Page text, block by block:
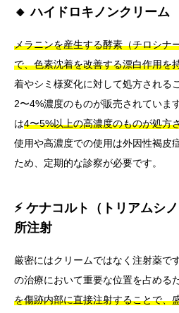
🔸 ハイドロキノンクリーム
メラニンを産生する酵素（チロシナ
で、色素沈着を改善する漂白作用を
着やシミ様変化に対して処方される
2〜4%濃度のものが販売されていま
は4〜5%以上の高濃度のものが処方
使用や高濃度での使用は外因性褐皮
ため、定期的な診察が必要です。
⚡ ケナコルト（トリアムシ
所注射
厳密にはクリームではなく注射薬で
の治療において重要な位置を占める
を傷跡内部に直接注射することで、